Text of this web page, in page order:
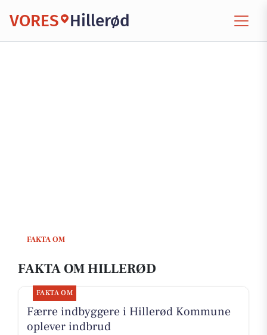
VORES Hillerød
FAKTA OM
FAKTA OM HILLERØD
FAKTA OM
Færre indbyggere i Hillerød Kommune
oplever indbrud